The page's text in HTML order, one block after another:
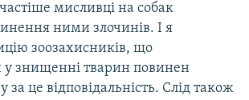
мисливці на собак
ними злочинів. І я
зоозахисників, що
знищенні тварин повинен
за це відповідальність. Слід також